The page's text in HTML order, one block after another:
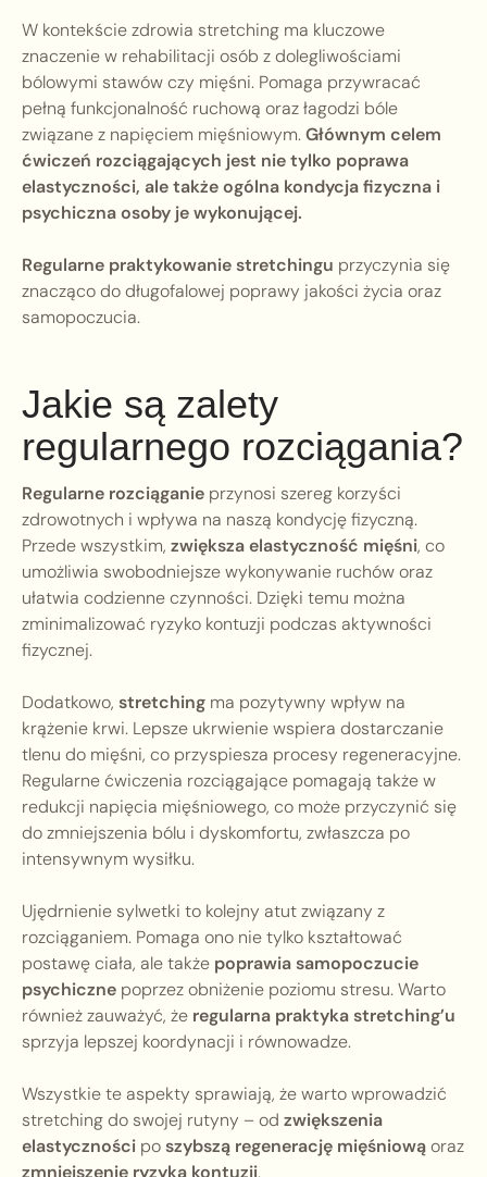
W kontekście zdrowia stretching ma kluczowe
znaczenie w rehabilitacji osób z dolegliwościami
bólowymi stawów czy mięśni. Pomaga przywracać
pełną funkcjonalność ruchową oraz łagodzi bóle
związane z napięciem mięśniowym.Głównym celem
ćwiczeń rozciągających jest nie tylko poprawa
elastyczności, ale także ogólna kondycja fizyczna i
psychiczna osoby je wykonującej.
Regularne praktykowanie stretchingu przyczynia się
znacząco do długofalowej poprawy jakości życia oraz
samopoczucia.
Jakie są zalety
regularnego rozciągania?
Regularne rozciąganie przynosi szereg korzyści
zdrowotnych i wpływa na naszą kondycję fizyczną.
Przede wszystkim, zwiększa elastyczność mięśni, co
umożliwia swobodniejsze wykonywanie ruchów oraz
ułatwia codzienne czynności. Dzięki temu można
zminimalizować ryzyko kontuzji podczas aktywności
fizycznej.
Dodatkowo, stretching ma pozytywny wpływ na
krążenie krwi. Lepsze ukrwienie wspiera dostarczanie
tlenu do mięśni, co przyspiesza procesy regeneracyjne.
Regularne ćwiczenia rozciągające pomagają także w
redukcji napięcia mięśniowego, co może przyczynić się
do zmniejszenia bólu i dyskomfortu, zwłaszcza po
intensywnym wysiłku.
Ujędrnienie sylwetki to kolejny atut związany z
rozciąganiem. Pomaga ono nie tylko kształtować
postawę ciała, ale także poprawia samopoczucie
psychiczne poprzez obniżenie poziomu stresu. Warto
również zauważyć, że regularna praktyka stretching’u
sprzyja lepszej koordynacji i równowadze.
Wszystkie te aspekty sprawiają, że warto wprowadzić
stretching do swojej rutyny – od zwiększenia
elastyczności poszybszą regenerację mięśniowąoraz
zmniejszenie ryzyka kontuzji.